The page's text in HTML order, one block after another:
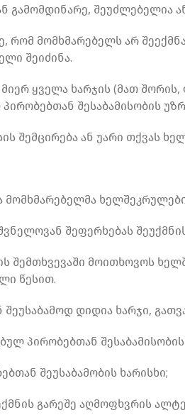
გამომდინარე, შეუძლებელია
მომხმარებელს არ
შეიძინა.
ყველა ხარჯის (მათ შორის,
შესაბამისობის
შემცირება ან უარი თქვას
შეფერხებას
შემთხვევაში მოითხოვოს
წესით.
დიდია ხარჯი,
პირობებთან შესაბამისობის
შეუსაბამობის ხარისხი;
გარეშე აღმოფხვრის